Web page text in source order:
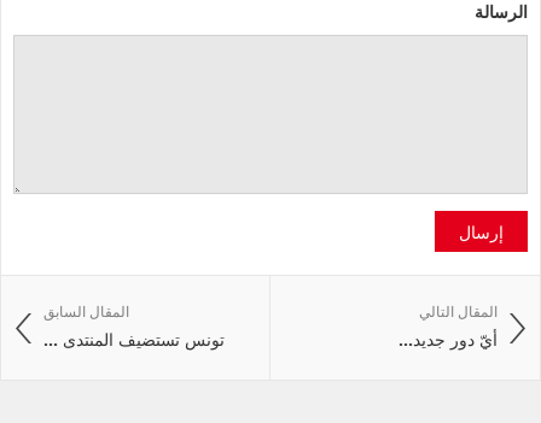
الرسالة
إرسال
المقال السابق
تونس تستضيف المنتدى ...
المقال التالي
أيّ‭ ‬دور‭ ‬جديد‭ ...